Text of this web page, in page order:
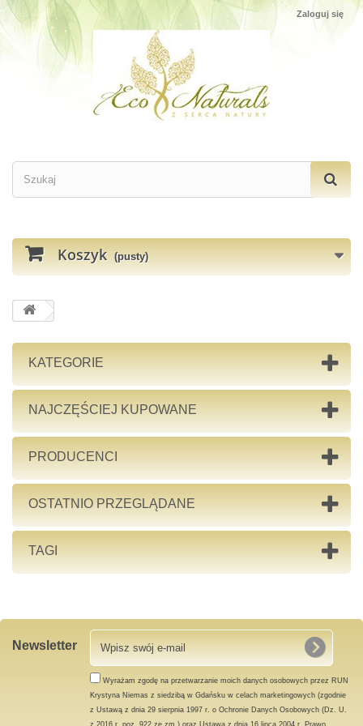
Zaloguj się
Koszyk (pusty)
KATEGORIE
NAJCZĘŚCIEJ KUPOWANE
PRODUCENCI
OSTATNIO PRZEGLĄDANE
TAGI
Newsletter
Wyrażam zgodę na przetwarzanie moich danych osobowych przez RUN
Krystyna Niemas z siedzibą w Gdańsku w celach marketingowych (zgodnie
z Ustawą z dnia 29 sierpnia 1997 r. o Ochronie Danych Osobowych (Dz. U.
z 2016 r. poz. 922 ze zm.) oraz Ustawą z dnia 16 lipca 2004 r. Prawo